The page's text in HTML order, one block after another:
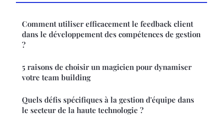
Comment utiliser efficacement le feedback client
dans le développement des compétences de gestion
?
5 raisons de choisir un magicien pour dynamiser
votre team building
Quels défis spécifiques à la gestion d'équipe dans
le secteur de la haute technologie ?